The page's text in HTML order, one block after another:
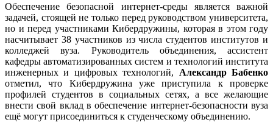
Обеспечение безопасной интернет-среды является важной
задачей, стоящей не только перед руководством университета,
но и перед участниками Кибердружины, которая в этом году
насчитывает 38 участников из числа студентов институтов и
колледжей вуза. Руководитель объединения, ассистент
кафедры автоматизированных систем и технологий института
инженерных и цифровых технологий, Александр Бабенко
отметил, что Кибердружина уже приступила к проверке
профилей студентов в социальных сетях, а все желающие
внести свой вклад в обеспечение интернет-безопасности вуза
ещё могут присоединиться к студенческому объединению.